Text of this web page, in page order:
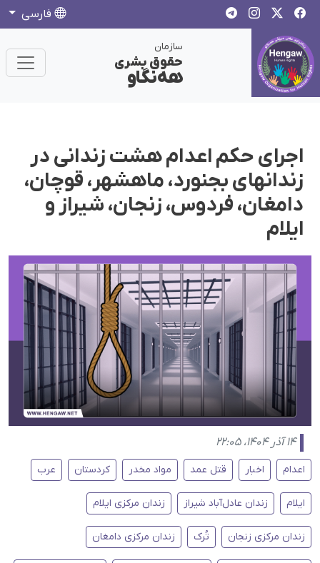
فارسی
سازمان
حقوق بشری
هەنگاو
اجرای حکم اعدام هشت زندانی در
زندانهای بجنورد، ماهشهر، قوچان،
دامغان، فردوس، زنجان، شیراز و
ایلام
۱۴ آذر ۱۴۰۴، ۲۲:۰۵
اعدام اخبار قتل عمد مواد مخدر کردستان عرب
ایلام زندان عادل‌آباد شیراز زندان مرکزی ایلام
زندان مرکزی زنجان تُرک زندان مرکزی دامغان